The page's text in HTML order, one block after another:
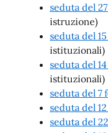
seduta del
istruzione)
seduta del
istituzionali)
seduta del
istituzionali)
seduta del 7
seduta del
seduta del